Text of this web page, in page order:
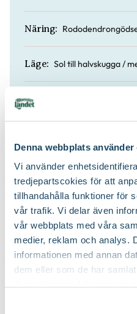
Denna webbplats använder
Vi använder
tredjepartscokies för att
tillhandahålla funktioner för
vår trafik. Vi delar även
vår webbplats med våra
medier, reklam och analys.
informationen med annan
dem eller som de har
Näring:
Läge: Sol till halvskugga /
Höjd:
Vintergrön: Nej
Växtsätt: Upprätt och
Beskärningstid: På
Beskär